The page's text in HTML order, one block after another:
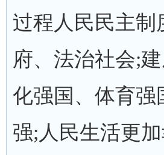
过程人民民主
府、法治社会;
化强国、体育强
强;人民生活更